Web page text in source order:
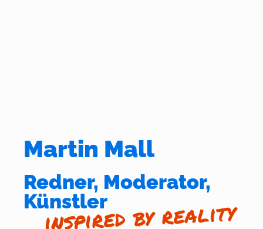
Martin Mall
Redner, Moderator,
Künstler
inspired by reality